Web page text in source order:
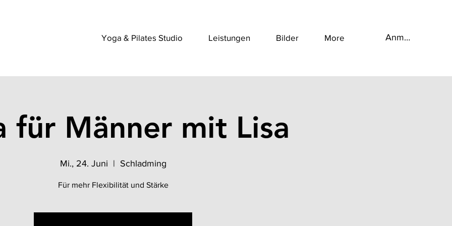
Yoga & Pilates Studio Leistungen Bilder More Anmelden
für Männer mit Lisa
Mi., 24. Juni
  |
Schladming
Für mehr Flexibilität und Stärke